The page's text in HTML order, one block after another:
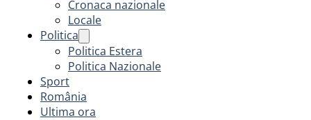
Cronaca nazionale
Locale
Politica
Politica Estera
Politica Nazionale
Sport
România
Ultima ora